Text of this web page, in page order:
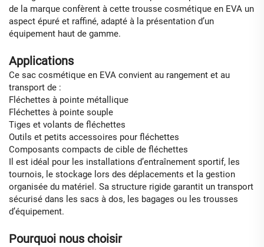
de la marque confèrent à cette trousse cosmétique en EVA un
aspect épuré et raffiné, adapté à la présentation d’un
équipement haut de gamme.
Applications
Ce sac cosmétique en EVA convient au rangement et au
transport de :
Fléchettes à pointe métallique
Fléchettes à pointe souple
Tiges et volants de fléchettes
Outils et petits accessoires pour fléchettes
Composants compacts de cible de fléchettes
Il est idéal pour les installations d’entraînement sportif, les
tournois, le stockage lors des déplacements et la gestion
organisée du matériel. Sa structure rigide garantit un transport
sécurisé dans les sacs à dos, les bagages ou les trousses
d’équipement.
Pourquoi nous choisir